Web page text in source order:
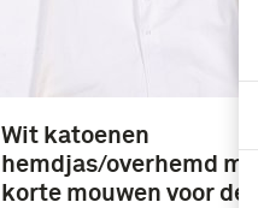
Wit katoenen
hemdjas/overhemd met
korte mouwen voor de